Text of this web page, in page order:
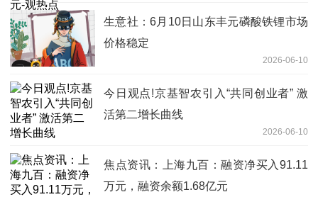
生意社：6月10日山东丰元磷酸铁锂市场
价格稳定
2026-06-10
今日观点!京基智农引入“共同创业者” 激
活第二增长曲线
2026-06-10
焦点资讯：上海九百：融资净买入91.11
万元，融资余额1.68亿元